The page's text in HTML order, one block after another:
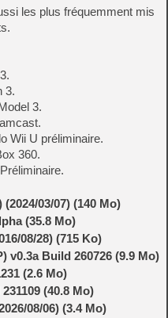
les plus fréquemment mis
3.
3.
Wii U préliminaire.
360.
03/07) (140 Mo)
(35.8 Mo)
08/28) (715 Ko)
v0.3a Build 260726 (9.9 Mo)
(2.6 Mo)
(40.8 Mo)
08/06) (3.4 Mo)